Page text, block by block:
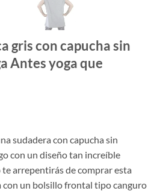
gris con capucha sin
Antes yoga que
sudadera con capucha sin
con un diseño tan increíble
arrepentirás de comprar esta
con un bolsillo frontal tipo canguro